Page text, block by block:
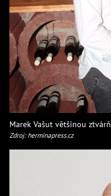
Marek Vašut většinou
Zdroj: herminapress.cz